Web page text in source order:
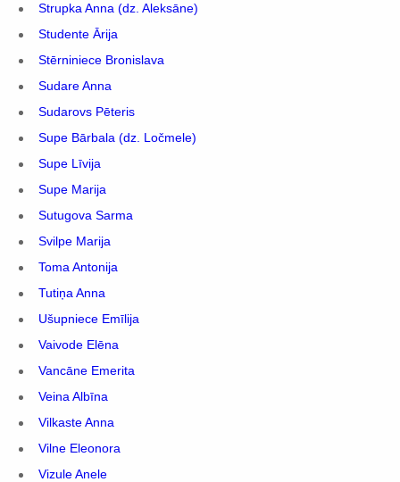
Strupka Anna (dz. Aleksāne)
Studente Ārija
Stērniniece Bronislava
Sudare Anna
Sudarovs Pēteris
Supe Bārbala (dz. Ločmele)
Supe Līvija
Supe Marija
Sutugova Sarma
Svilpe Marija
Toma Antonija
Tutiņa Anna
Ušupniece Emīlija
Vaivode Elēna
Vancāne Emerita
Veina Albīna
Vilkaste Anna
Vilne Eleonora
Vizule Anele